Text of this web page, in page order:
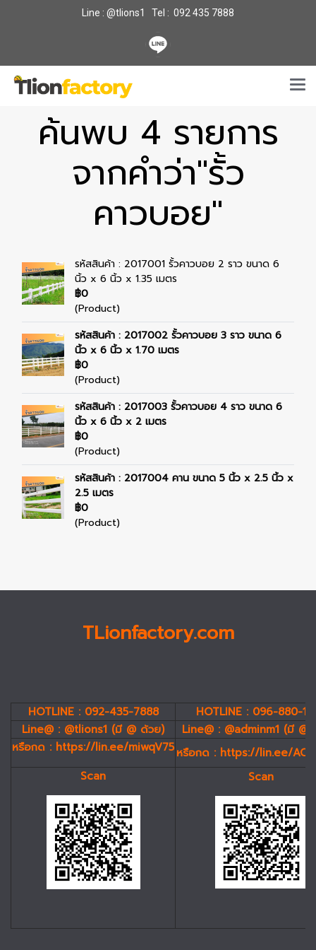
Line : @tlions1 Tel : 092 435 7888
ค้นพบ 4 รายการ
จากคำว่า"รั้ว
คาวบอย"
รหัสสินค้า : 2017001 รั้วคาวบอย 2 ราว ขนาด 6
นิ้ว x 6 นิ้ว x 1.35 เมตร
฿0
(Product)
รหัสสินค้า : 2017002 รั้วคาวบอย 3 ราว ขนาด 6
นิ้ว x 6 นิ้ว x 1.70 เมตร
฿0
(Product)
รหัสสินค้า : 2017003 รั้วคาวบอย 4 ราว ขนาด 6
นิ้ว x 6 นิ้ว x 2 เมตร
฿0
(Product)
รหัสสินค้า : 2017004 คาน ขนาด 5 นิ้ว x 2.5 นิ้ว x
2.5 เมตร
฿0
(Product)
TLionfactory.com
HOTLINE : 092-435-7888
HOTLINE : 096-880-
Line@ : @tlions1 (มี @ ด้วย)
Line@ : @adminm1 (มี
หรือกด : https://lin.ee/miwqV75หรือกด : https://lin.ee/
Scan
Scan